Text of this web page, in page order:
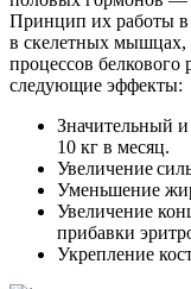
Принцип их работы в
в скелетных мышцах,
процессов белкового
следующие эффекты:
Значительный
10 кг в месяц.
Увеличение
Уменьшение
Увеличение
прибавки
Укрепление